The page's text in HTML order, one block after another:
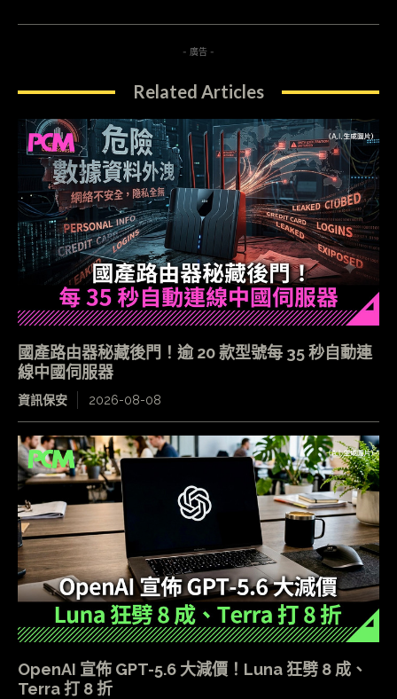
- 廣告 -
Related Articles
國產路由器秘藏後門！逾 20 款型號每 35 秒自動連
線中國伺服器
資訊保安 2026-08-08
OpenAI 宣佈 GPT-5.6 大減價！Luna 狂劈 8 成、
Terra 打 8 折